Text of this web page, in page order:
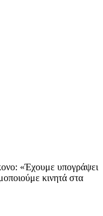
«Έχουμε υπογράψει
κινητά στα